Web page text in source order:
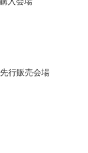
行販売会場